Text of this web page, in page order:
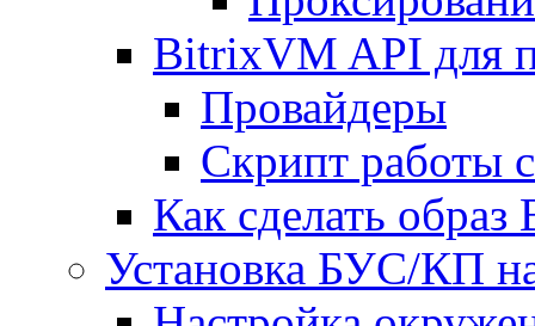
BitrixVM API для
Провайдеры
Скрипт работы
Как сделать
Установка БУС/КП